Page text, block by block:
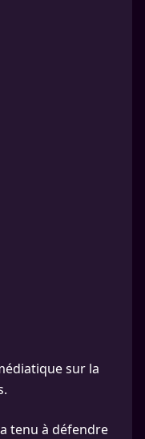
sur la
tenu à défendre